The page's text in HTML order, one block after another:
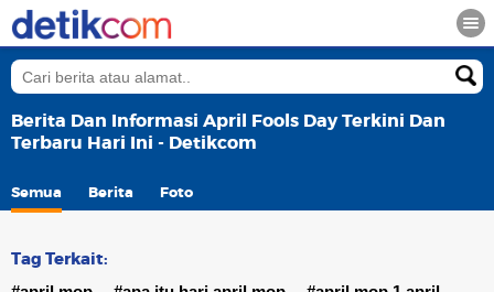
Berita Dan Informasi April Fools Day Terkini Dan
Terbaru Hari Ini - Detikcom
Semua Berita Foto
Tag Terkait: